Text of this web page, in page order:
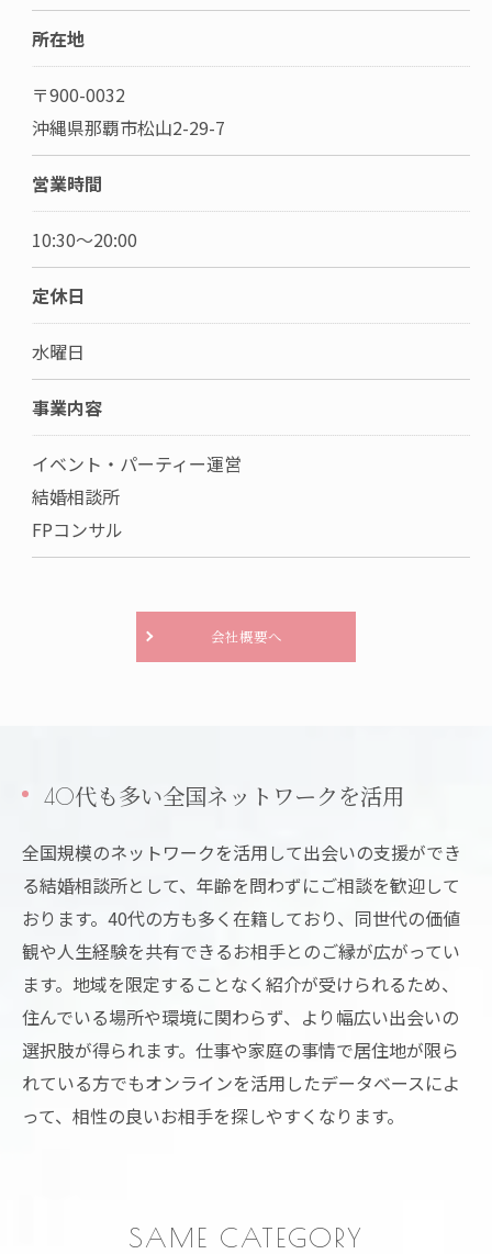
所在地
〒900-0032
沖縄県那覇市松山2-29-7
営業時間
10:30～20:00
定休日
水曜日
事業内容
イベント・パーティー運営
結婚相談所
FPコンサル
会社概要へ
40代も多い全国ネットワークを活用
全国規模のネットワークを活用して出会いの支援ができ
る結婚相談所として、年齢を問わずにご相談を歓迎して
おります。40代の方も多く在籍しており、同世代の価値
観や人生経験を共有できるお相手とのご縁が広がってい
ます。地域を限定することなく紹介が受けられるため、
住んでいる場所や環境に関わらず、より幅広い出会いの
選択肢が得られます。仕事や家庭の事情で居住地が限ら
れている方でもオンラインを活用したデータベースによ
って、相性の良いお相手を探しやすくなります。
SAME CATEGORY
お問い合わせはこちら